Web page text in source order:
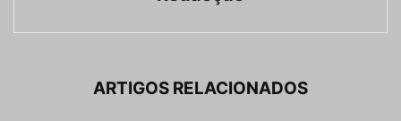
ARTIGOS RELACIONADOS